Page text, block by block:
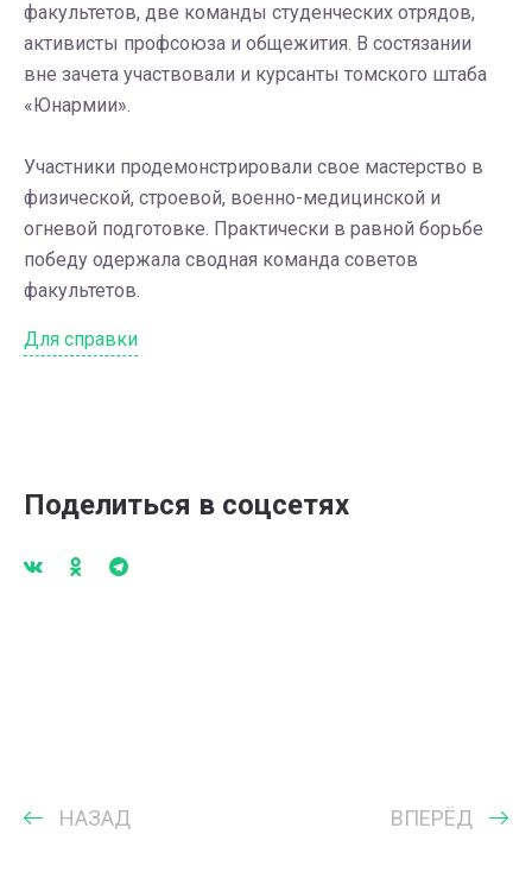
факультетов, две команды студенческих отрядов,
активисты профсоюза и общежития. В состязании
вне зачета участвовали и курсанты томского штаба
«Юнармии».
Участники продемонстрировали свое мастерство в
физической, строевой, военно-медицинской и
огневой подготовке. Практически в равной борьбе
победу одержала сводная команда советов
факультетов.
Для справки
Поделиться в соцсетях
НАЗАД ВПЕРЁД